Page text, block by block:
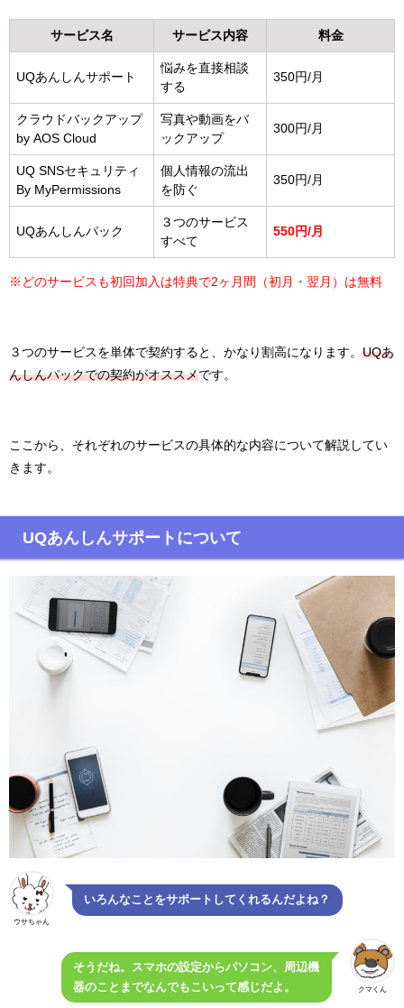
サービス名 サービス内容 料金
UQあんしんサポート
悩みを直接相談
する
350円/月
クラウドバックアップ
by AOS Cloud
写真や動画をバ
ックアップ
300円/月
UQ SNSセキュリティ
By MyPermissions
個人情報の流出
を防ぐ
350円/月
UQあんしんパック
３つのサービス
すべて
550円/月
※どのサービスも初回加入は特典で2ヶ月間（初月・翌月）は無料
３つのサービスを単体で契約すると、かなり割高になります。 UQあ
んしんパックでの契約がオススメです。
ここから、それぞれのサービスの具体的な内容について解説してい
きます。
UQあんしんサポートについて
ウサちゃん
いろんなことをサポートしてくれるんだよね？
クマくん
そうだね。スマホの設定からパソコン、周辺機
器のことまでなんでもこいって感じだよ。